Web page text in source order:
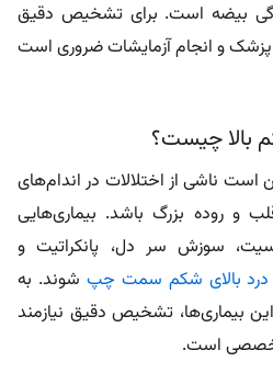
بیضه است. برای تشخیص دقیق
و انجام آزمایشات ضروری است
چیست؟
ناشی از اختلالات در اندام‌های
و روده بزرگ باشد. بیماری‌هایی
سوزش سر دل، پانکراتیت و
درد بالای شکم سمت چپ شوند. به
بیماری‌ها، تشخیص دقیق نیازمند
تخصصی است.